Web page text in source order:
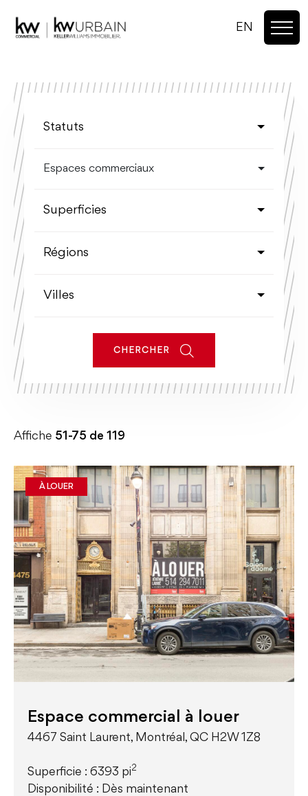
EN
Statuts
Espaces commerciaux
Superficies
Régions
Villes
CHERCHER
Affiche 51-75 de 119
À LOUER
Espace commercial à louer
4467 Saint Laurent, Montréal, QC H2W 1Z8
Superficie : 6393 pi2
Disponibilité : Dès maintenant